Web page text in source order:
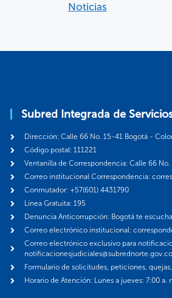
Noticias
Subred Integrada de
Dirección: Calle 66 No. 15-41 Bogotá -
Código postal: 111221
Ventanilla de Correspondencia: Calle 66 No.
Correo institucional Correspondencia:
Conmutador: +57(601) 4431790
Línea Gratuita: 195
Denuncia Anticorrupción: Bogotá te escucha
Correo electrónico institucional:
Correo electrónico exclusivo para
notificacionesjudiciales@subrednorte.gov.co
Formulario de solicitudes, peticiones,
Horario de Atención: Lunes a jueves: 7:00